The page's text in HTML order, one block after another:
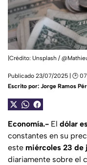
|Crédito: Unsplash /
Publicado 23/07/2025 | 🕑
Escrito por: Jorge Ramos
Economía.- El dólar
constantes en su
este miércoles 23 de
diariamente sobre el